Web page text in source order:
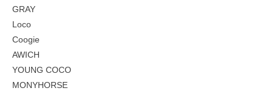
GRAY
Loco
Coogie
AWICH
YOUNG COCO
MONYHORSE